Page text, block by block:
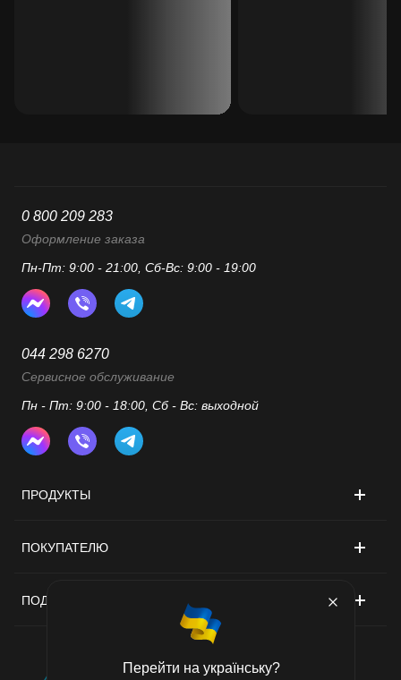
Перейти на українську?
ПРОДУКТЫ
ПОКУПАТЕЛЮ
ПОДДЕРЖКА
0 800 209 283
Оформление заказа
Пн-Пт: 9:00 - 21:00, Сб-Вс: 9:00 - 19:00
044 298 6270
Сервисное обслуживание
Пн - Пт: 9:00 - 18:00, Сб - Вс: выходной